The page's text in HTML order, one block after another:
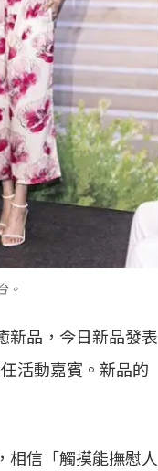
。
新品，今日新品發表
活動嘉賓。新品的
相信「觸摸能撫慰人